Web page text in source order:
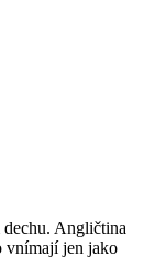
Angličtina
vnímají jen jako